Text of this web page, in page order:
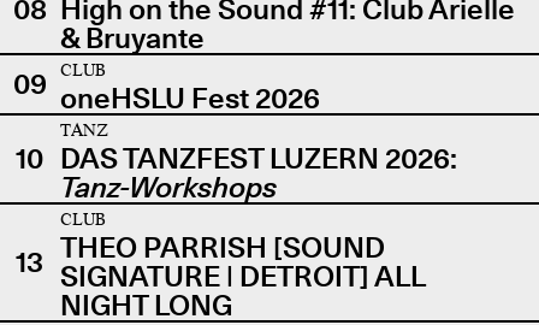
08 High on the Sound #11: Club Arielle
& Bruyante
09
CLUB
oneHSLU Fest 2026
10
TANZ
DAS TANZFEST LUZERN 2026:
Tanz-Workshops
13
CLUB
THEO PARRISH [SOUND
SIGNATURE | DETROIT] ALL
NIGHT LONG